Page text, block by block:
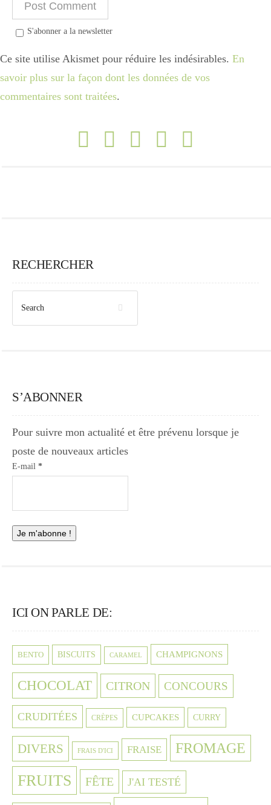
S'abonner a la newsletter
Ce site utilise Akismet pour réduire les indésirables. En
savoir plus sur la façon dont les données de vos
commentaires sont traitées.
RECHERCHER
S’ABONNER
Pour suivre mon actualité et être prévenu lorsque je
poste de nouveaux articles
E-mail *
ICI ON PARLE DE:
BENTO BISCUITS CARAMEL CHAMPIGNONS
CHOCOLAT CITRON CONCOURS
CRUDITÉES CRÈPES CUPCAKES CURRY
DIVERS FRAIS D'ICI FRAISE FROMAGE
FRUITS FÊTE J'AI TESTÉ